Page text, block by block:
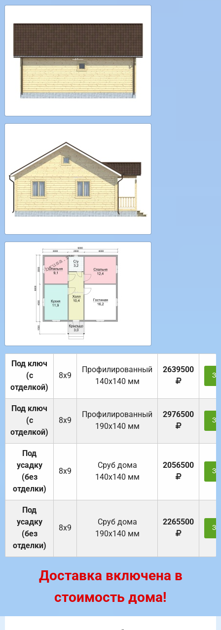
Под ключ
(с
отделкой)
8х9
Профилированный
140х140 мм
2639500
Под ключ
(с
отделкой)
8х9
Профилированный
190х140 мм
2976500
Под
усадку
(без
отделки)
8х9
Cруб дома
140х140 мм
2056500
Под
усадку
(без
отделки)
8х9
Cруб дома
190х140 мм
2265500
Доставка включена в
стоимость дома!